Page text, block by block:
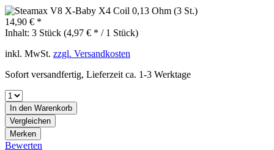
14,90 € *
Inhalt: 3 Stück (4,97 € * / 1 Stück)
inkl. MwSt. zzgl. Versandkosten
Sofort versandfertig, Lieferzeit ca. 1-3 Werktage
In den Warenkorb
Vergleichen
Merken
Bewerten